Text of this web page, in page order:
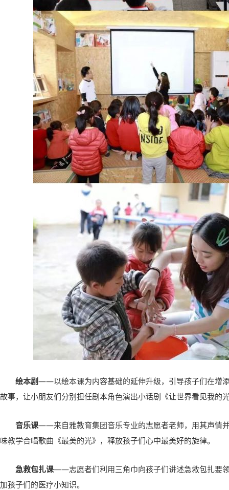
绘本剧——以绘本课为内容基础的延伸升级，引导孩子们在增
故事，让小朋友们分别担任剧本角色演出小话剧《让世界看见我的
音乐课——来自雅教育集团音乐专业的志愿者老师，用其声情
味教学合唱歌曲《最美的光》，释放孩子们心中最美好的旋律。
急救包扎课——志愿者们利用三角巾向孩子们讲述急救包扎要
加孩子们的医疗小知识。